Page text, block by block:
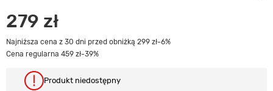
279 zł
Najniższa cena z 30 dni przed obniżką 299 zł-6%
Cena regularna 459 zł-39%
Produkt niedostępny